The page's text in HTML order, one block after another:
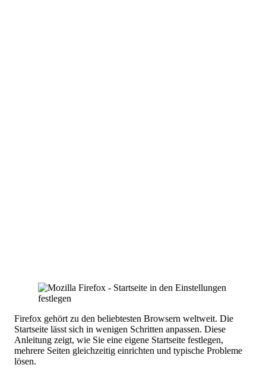
Firefox gehört zu den beliebtesten Browsern weltweit. Die
Startseite lässt sich in wenigen Schritten anpassen. Diese
Anleitung zeigt, wie Sie eine eigene Startseite festlegen,
mehrere Seiten gleichzeitig einrichten und typische Probleme
lösen.